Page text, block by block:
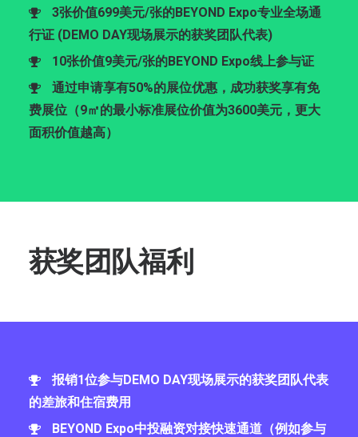
获奖团队福利
3张价值699美元/张的BEYOND Expo专业全场通
行证 (DEMO DAY现场展示的获奖团队代表)
10张价值9美元/张的BEYOND Expo线上参与证
通过申请享有50%的展位优惠，成功获奖享有免
费展位（9㎡的最小标准展位价值为3600美元，更大
面积价值越高）
报销1位参与DEMO DAY现场展示的获奖团队代表
的差旅和住宿费用
BEYOND Expo中投融资对接快速通道（例如参与